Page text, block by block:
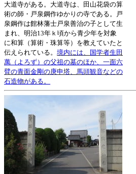
大道寺がある。大道寺は、田山花袋の算
術の師・戸泉鋼作ゆかりの寺である。戸
泉鋼作は館林藩士戸泉善治の子として生
まれ、明治13年ｋ頃から青少年を対象
に和算（算術・珠算等）を教えていたと
伝えられている。 境内には、国学者生田
萬（よろず）の父祖の墓のほか、一面六
臂の青面金剛の庚申塔、馬頭観音などの
石造物がある。